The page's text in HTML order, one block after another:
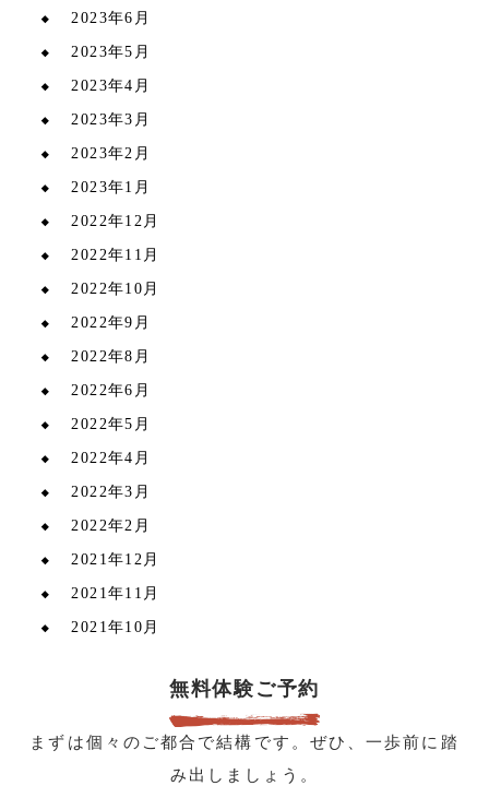
2023年6月
2023年5月
2023年4月
2023年3月
2023年2月
2023年1月
2022年12月
2022年11月
2022年10月
2022年9月
2022年8月
2022年6月
2022年5月
2022年4月
2022年3月
2022年2月
2021年12月
2021年11月
2021年10月
無料体験ご予約
まずは個々のご都合で結構です。ぜひ、一歩前に踏
み出しましょう。